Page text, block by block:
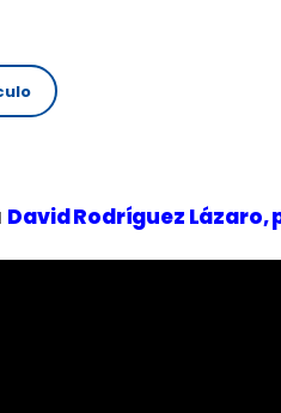
David Rodríguez Lázaro,